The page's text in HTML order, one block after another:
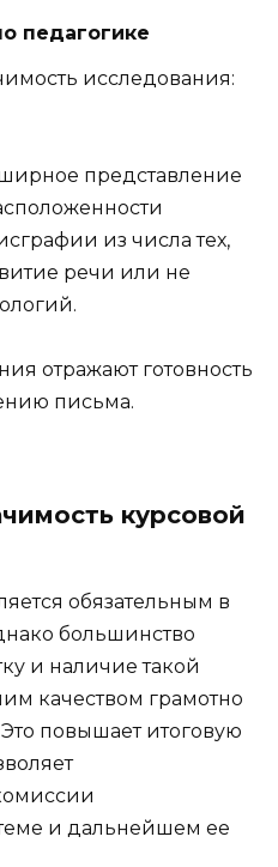
педагогике
исследования:
представление
из числа тех,
речи или не
отражают готовность
письма.
курсовой
обязательным в
большинство
и наличие такой
качеством грамотно
повышает итоговую
и дальнейшем ее